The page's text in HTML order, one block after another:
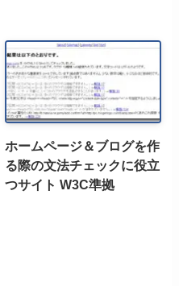
ホームページ＆ブログを作
る際の文法チェックに役立
つサイト W3C準拠